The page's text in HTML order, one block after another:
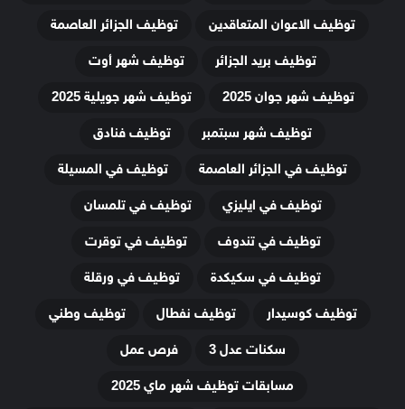
توظيف الاعوان المتعاقدين
توظيف الجزائر العاصمة
توظيف بريد الجزائر
توظيف شهر أوت
توظيف شهر جوان 2025
توظيف شهر جويلية 2025
توظيف شهر سبتمبر
توظيف فنادق
توظيف في الجزائر العاصمة
توظيف في المسيلة
توظيف في ايليزي
توظيف في تلمسان
توظيف في تندوف
توظيف في توقرت
توظيف في سكيكدة
توظيف في ورقلة
توظيف كوسيدار
توظيف نفطال
توظيف وطني
سكنات عدل 3
فرص عمل
مسابقات توظيف شهر ماي 2025